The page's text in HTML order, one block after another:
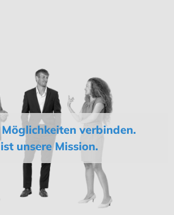
verbinden.
unsere Mission.